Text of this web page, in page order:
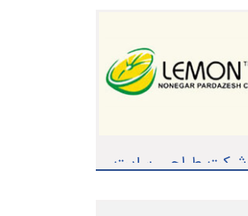
شرکت طراحی سایت